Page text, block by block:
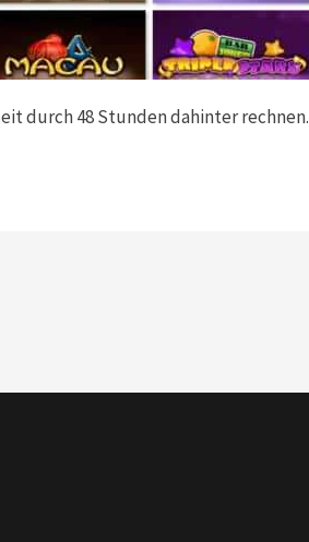
durch 48 Stunden dahinter rechnen.